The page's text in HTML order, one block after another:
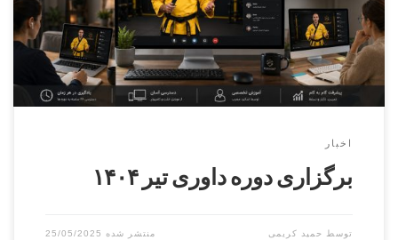
شهرداری
اخبار
برگزاری دوره داوری تیر ۱۴۰۴
توسط حمید کریمی 25/05/2025